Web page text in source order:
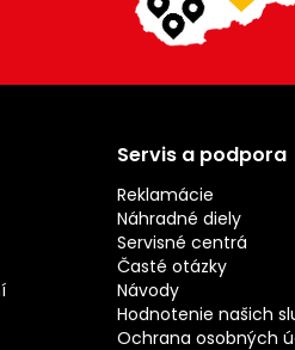
Servis a podpora
Reklamácie
Náhradné diely
Servisné centrá
Časté otázky
Návody
Hodnotenie našich
Ochrana osobných